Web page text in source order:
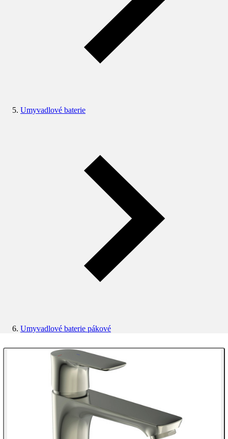
Umyvadlové baterie
Umyvadlové baterie pákové